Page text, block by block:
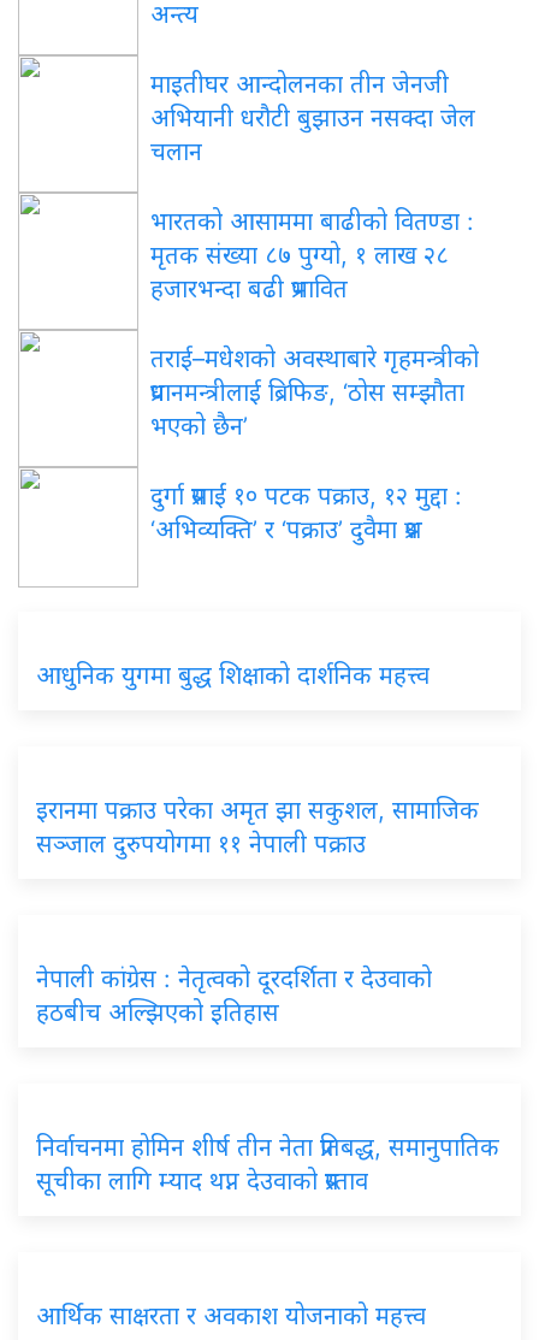
अन्त्य
माइतीघर आन्दोलनका तीन जेनजी
अभियानी धरौटी बुझाउन नसक्दा जेल
चलान
भारतको आसाममा बाढीको वितण्डा :
मृतक संख्या ८७ पुग्यो, १ लाख २८
हजारभन्दा बढी प्रभावित
तराई–मधेशको अवस्थाबारे गृहमन्त्रीको
प्रधानमन्त्रीलाई ब्रिफिङ, ‘ठोस सम्झौता
भएको छैन’
दुर्गा प्रसाईं १० पटक पक्राउ, १२ मुद्दा :
‘अभिव्यक्ति’ र ‘पक्राउ’ दुवैमा प्रश्न
आधुनिक युगमा बुद्ध शिक्षाको दार्शनिक महत्त्व
इरानमा पक्राउ परेका अमृत झा सकुशल, सामाजिक
सञ्जाल दुरुपयोगमा ११ नेपाली पक्राउ
नेपाली कांग्रेस : नेतृत्वको दूरदर्शिता र देउवाको
हठबीच अल्झिएको इतिहास
निर्वाचनमा होमिन शीर्ष तीन नेता प्रतिबद्ध, समानुपातिक
सूचीका लागि म्याद थप्न देउवाको प्रस्ताव
आर्थिक साक्षरता र अवकाश योजनाको महत्त्व